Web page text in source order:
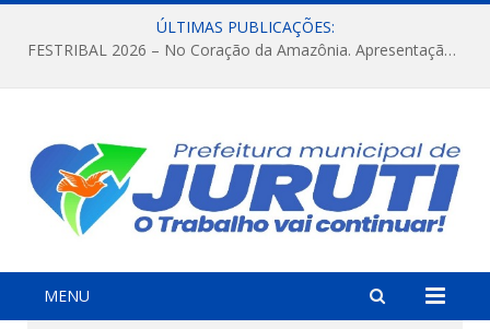
ÚLTIMAS PUBLICAÇÕES:
FESTRIBAL 2026 – No Coração da Amazônia. Apresentação da Munduruku.
MENU